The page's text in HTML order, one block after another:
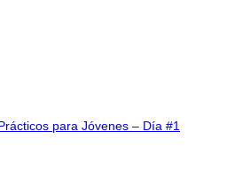
para Jóvenes – Día #1